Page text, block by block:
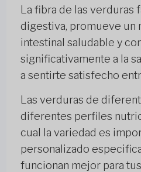
La fibra de las verduras
digestiva, promueve un
intestinal saludable y
significativamente a la
a sentirte satisfecho
Las verduras de
diferentes perfiles
cual la variedad es
personalizado
funcionan mejor para